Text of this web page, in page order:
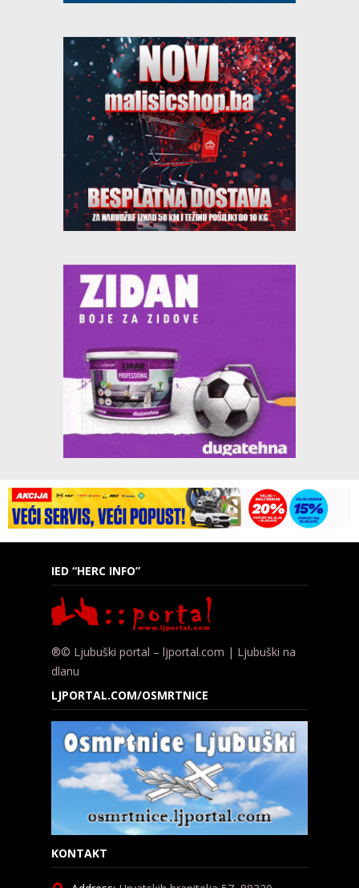
IED “HERC INFO”
®© Ljubuški portal – ljportal.com | Ljubuški na
dlanu
LJPORTAL.COM/OSMRTNICE
KONTAKT